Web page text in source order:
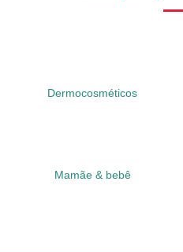
Dermocosméticos
Mamãe & bebê